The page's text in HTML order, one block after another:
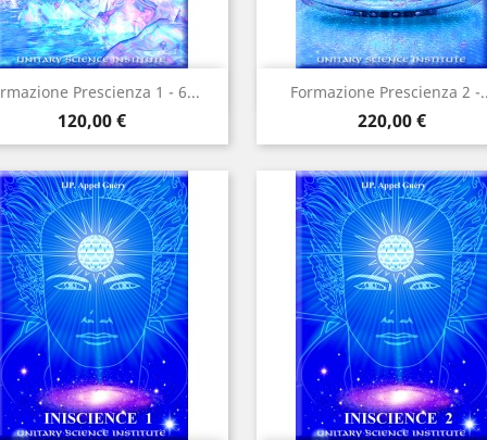
Prescienza 1 - 6...
Prezzo
120,00 €
Anteprima Formazione Prescienza 2 -
Prezzo
220,00 €
Anteprima